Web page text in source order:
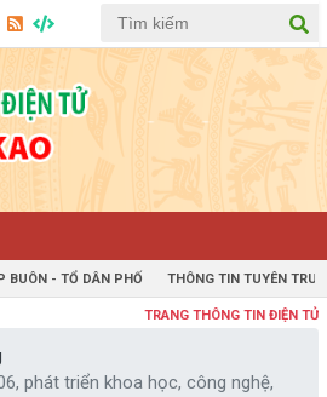
BUÔN - TỔ DÂN PHỐ THÔNG TIN TUYÊN
TRANG THÔNG TIN ĐIỆN TỬ
phát triển khoa học, công nghệ,